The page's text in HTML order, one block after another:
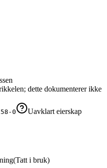
dette dokumenterer ikke
0
Uavklart eierskap
(Tatt i bruk)